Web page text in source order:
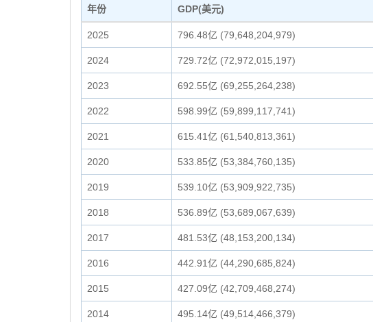
年份 GDP(美元)
2025 796.48亿 (79,648,204,979)
2024 729.72亿 (72,972,015,197)
2023 692.55亿 (69,255,264,238)
2022 598.99亿 (59,899,117,741)
2021 615.41亿 (61,540,813,361)
2020 533.85亿 (53,384,760,135)
2019 539.10亿 (53,909,922,735)
2018 536.89亿 (53,689,067,639)
2017 481.53亿 (48,153,200,134)
2016 442.91亿 (44,290,685,824)
2015 427.09亿 (42,709,468,274)
2014 495.14亿 (49,514,466,379)